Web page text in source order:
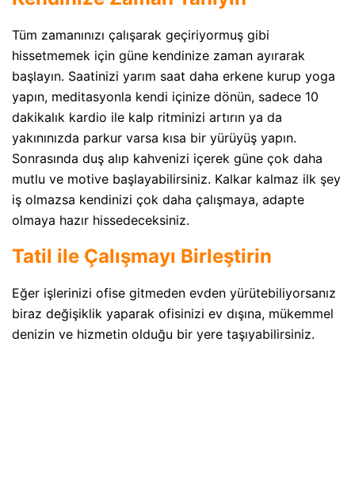
Tüm zamanınızı çalışarak geçiriyormuş gibi
hissetmemek için güne kendinize zaman ayırarak
başlayın. Saatinizi yarım saat daha erkene kurup yoga
yapın, meditasyonla kendi içinize dönün, sadece 10
dakikalık kardio ile kalp ritminizi artırın ya da
yakınınızda parkur varsa kısa bir yürüyüş yapın.
Sonrasında duş alıp kahvenizi içerek güne çok daha
mutlu ve motive başlayabilirsiniz. Kalkar kalmaz ilk şey
iş olmazsa kendinizi çok daha çalışmaya, adapte
olmaya hazır hissedeceksiniz.
Tatil ile Çalışmayı Birleştirin
Eğer işlerinizi ofise gitmeden evden yürütebiliyorsanız
biraz değişiklik yaparak ofisinizi ev dışına, mükemmel
denizin ve hizmetin olduğu bir yere taşıyabilirsiniz.